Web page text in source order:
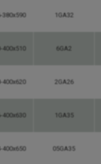
380x590 1GA32
6GA2
400x620 2GA26
1GA35
400x650 05GA35